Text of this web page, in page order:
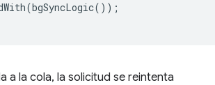
(bgSyncLogic());
a la cola, la solicitud se reintenta